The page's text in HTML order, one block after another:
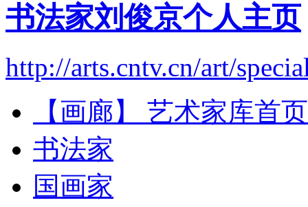
书法家刘俊京个人主页
http://arts.cntv.cn/art/
【画廊】 艺术家库首页
书法家
国画家